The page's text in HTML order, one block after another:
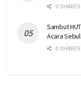
0 SHARES
Sambut
Acara
0 SHARES